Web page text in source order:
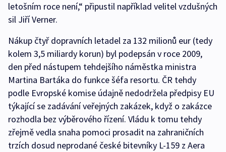
letošním roce není,“ připustil například velitel vzdušných
sil Jiří Verner.
Nákup čtyř dopravních letadel za 132 milionů eur (tedy
kolem 3,5 miliardy korun) byl podepsán v roce 2009,
den před nástupem tehdejšího náměstka ministra
Martina Bartáka do funkce šéfa resortu. ČR tehdy
podle Evropské komise údajně nedodržela předpisy EU
týkající se zadávání veřejných zakázek, když o zakázce
rozhodla bez výběrového řízení. Vládu k tomu tehdy
zřejmě vedla snaha pomoci prosadit na zahraničních
trzích dosud neprodané české bitevníky L-159 z Aera